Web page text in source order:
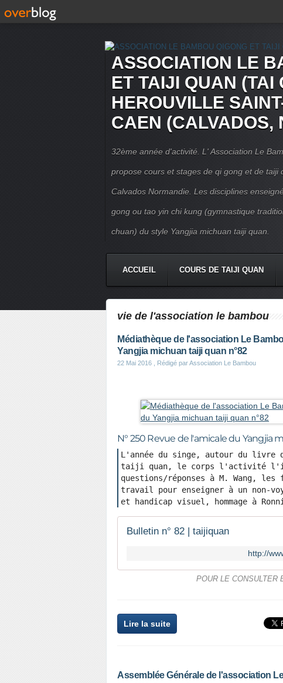
ASSOCIATION LE
ET TAIJI QUAN (TAI
HEROUVILLE
CAEN (CALVADOS,
32ème année d'activité. L' Association Le
propose cours et stages de qi gong et de taiji
Calvados Normandie. Les disciplines
gong ou tao yin chi kung (gymnastique
chuan) du style Yangjia michuan taiji quan.
ACCUEIL COURS DE TAIJI QUAN
vie de l'association le bambou
Médiathèque de l'association Le
Yangjia michuan taiji quan n°82
22 Mai 2016 , Rédigé par Association Le Bambou
N° 250 Revue de l'amicale du Yangjia
L'année du singe, autour du
taiji quan, le corps l'activité
questions/réponses à M. Wang,
travail pour enseigner à un non-
et handicap visuel, hommage à
Bulletin n° 82 | taijiquan
http://
POUR LE CONSULTER
Lire la suite
Assemblée Générale de l'association